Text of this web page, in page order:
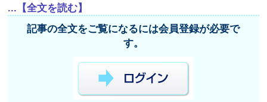
...【全文を読む】
記事の全文をご覧になるには会員登録が必要で
す。